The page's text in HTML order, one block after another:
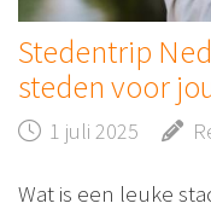
Stedentrip
steden voor
1 juli 2025
Wat is een leuke